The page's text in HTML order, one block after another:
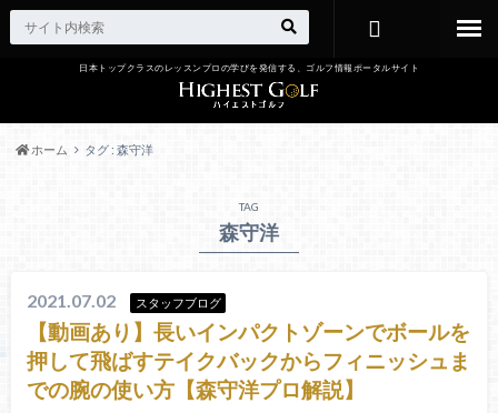
日本トップクラスのレッスンプロの学びを発信する、ゴルフ情報ポータルサイト
ホーム タグ : 森守洋
TAG
森守洋
2021.07.02 スタッフブログ
【動画あり】長いインパクトゾーンでボールを
押して飛ばすテイクバックからフィニッシュま
での腕の使い方【森守洋プロ解説】